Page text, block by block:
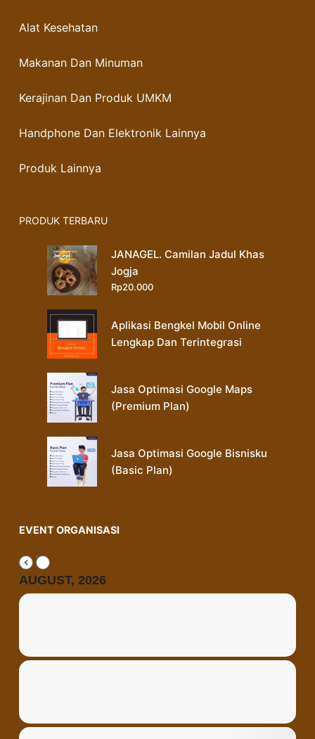
Alat Kesehatan
Makanan Dan Minuman
Kerajinan Dan Produk UMKM
Handphone Dan Elektronik Lainnya
Produk Lainnya
PRODUK TERBARU
JANAGEL. Camilan Jadul Khas
Jogja
Rp20.000
Aplikasi Bengkel Mobil Online
Lengkap Dan Terintegrasi
Jasa Optimasi Google Maps
(Premium Plan)
Jasa Optimasi Google Bisnisku
(Basic Plan)
EVENT ORGANISASI
AUGUST, 2026